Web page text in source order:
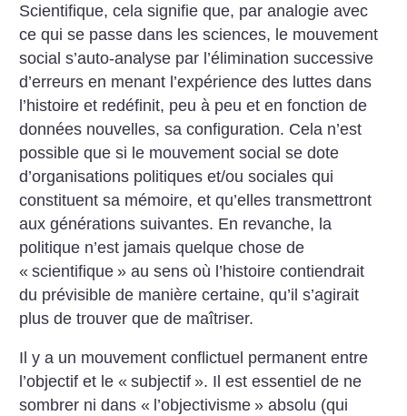
Scientifique, cela signifie que, par analogie avec
ce qui se passe dans les sciences, le mouvement
social s’auto-analyse par l’élimination successive
d’erreurs en menant l’expérience des luttes dans
l’histoire et redéfinit, peu à peu et en fonction de
données nouvelles, sa configuration. Cela n’est
possible que si le mouvement social se dote
d’organisations politiques et/ou sociales qui
constituent sa mémoire, et qu’elles transmettront
aux générations suivantes. En revanche, la
politique n’est jamais quelque chose de
« scientifique » au sens où l’histoire contiendrait
du prévisible de manière certaine, qu’il s’agirait
plus de trouver que de maîtriser.
Il y a un mouvement conflictuel permanent entre
l’objectif et le « subjectif ». Il est essentiel de ne
sombrer ni dans « l’objectivisme » absolu (qui